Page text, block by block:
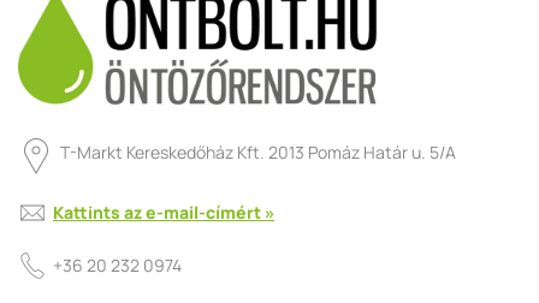
T-Markt Kereskedőház Kft. 2013 Pomáz Határ u. 5/A
Kattints az e-mail-címért »
+36 20 232 0974